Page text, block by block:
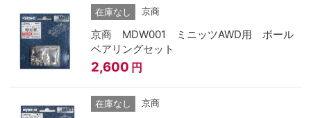
在庫なし 京商
京商 MDW001 ミニッツAWD用 ボール
ベアリングセット
2,600 円
在庫なし 京商